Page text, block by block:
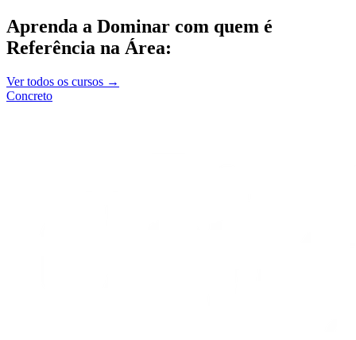
Aprenda a Dominar com quem é
Referência na Área:
Ver todos os cursos →
Concreto